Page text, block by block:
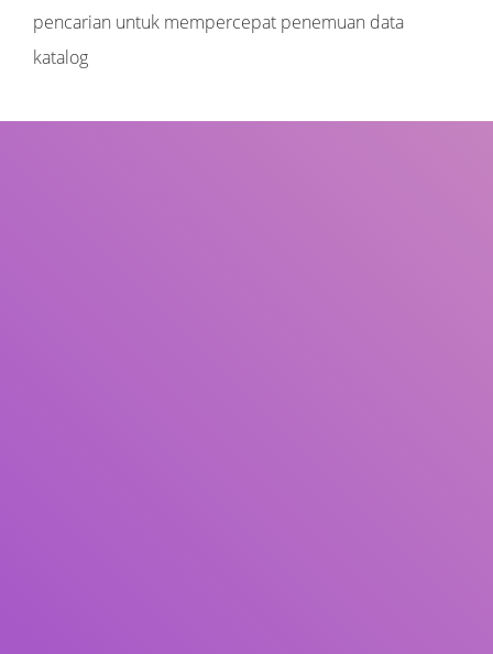
pencarian untuk mempercepat penemuan data
katalog